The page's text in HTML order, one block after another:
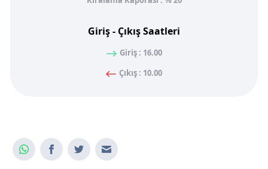
Giriş - Çıkış Saatleri
Giriş : 16.00
Çıkış : 10.00